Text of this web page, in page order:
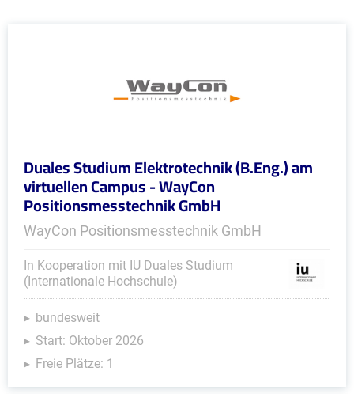
Duales Studium Elektrotechnik (B.Eng.) am
virtuellen Campus - WayCon
Positionsmesstechnik GmbH
WayCon Positionsmesstechnik GmbH
In Kooperation mit IU Duales Studium
(Internationale Hochschule)
bundesweit
Start: Oktober 2026
Freie Plätze: 1